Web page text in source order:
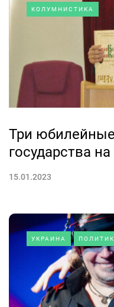
КОЛУМНИСТИКА
Три
государства
15.01.2023
УКРАИНА